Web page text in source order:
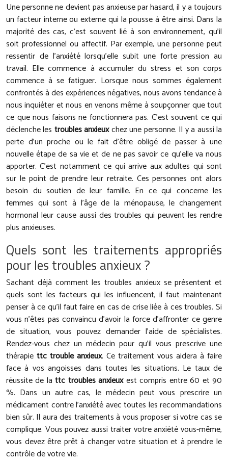
Une personne ne devient pas anxieuse par hasard, il y a toujours
un facteur interne ou externe qui la pousse à être ainsi. Dans la
majorité des cas, c’est souvent lié à son environnement, qu’il
soit professionnel ou affectif. Par exemple, une personne peut
ressentir de l’anxiété lorsqu’elle subit une forte pression au
travail. Elle commence à accumuler du stress et son corps
commence à se fatiguer. Lorsque nous sommes également
confrontés à des expériences négatives, nous avons tendance à
nous inquiéter et nous en venons même à soupçonner que tout
ce que nous faisons ne fonctionnera pas. C’est souvent ce qui
déclenche les troubles anxieuxchez une personne. Il y a aussi la
perte d’un proche ou le fait d’être obligé de passer à une
nouvelle étape de sa vie et de ne pas savoir ce qu’elle va nous
apporter. C’est notamment ce qui arrive aux adultes qui sont
sur le point de prendre leur retraite. Ces personnes ont alors
besoin du soutien de leur famille. En ce qui concerne les
femmes qui sont à l’âge de la ménopause, le changement
hormonal leur cause aussi des troubles qui peuvent les rendre
plus anxieuses.
Quels sont les traitements appropriés
pour les troubles anxieux ?
Sachant déjà comment les troubles anxieux se présentent et
quels sont les facteurs qui les influencent, il faut maintenant
penser à ce qu’il faut faire en cas de crise liée à ces troubles. Si
vous n’êtes pas convaincu d’avoir la force d’affronter ce genre
de situation, vous pouvez demander l’aide de spécialistes.
Rendez-vous chez un médecin pour qu’il vous prescrive une
thérapie ttc trouble anxieux. Ce traitement vous aidera à faire
face à vos angoisses dans toutes les situations. Le taux de
réussite de lattc troubles anxieuxest compris entre 60 et 90
%. Dans un autre cas, le médecin peut vous prescrire un
médicament contre l’anxiété avec toutes les recommandations
bien sûr. Il aura des traitements à vous proposer si votre cas se
complique. Vous pouvez aussi traiter votre anxiété vous-même,
vous devez être prêt à changer votre situation et à prendre le
contrôle de votre vie.